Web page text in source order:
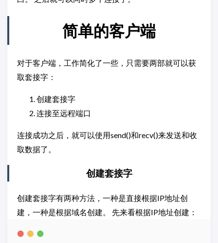
简单的客户端
对于客户端，工作简化了一些，只需要两部就可以获
取套接字：
创建套接字
连接至远程端口
连接成功之后，就可以使用send()和recv()来发送和收
取数据了。
创建套接字
创建套接字有两种方法，一种是直接根据IP地址创
建，一种是根据域名创建。 先来看根据IP地址创建：